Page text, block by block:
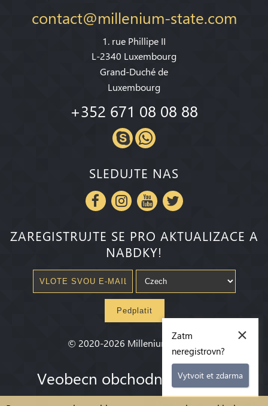
contact@millenium-state.com
1. rue Phillipe II
L-2340 Luxembourg
Grand-Duché de
Luxembourg
+352 671 08 08 88
SLEDUJTE NAS
ZAREGISTRUJTE SE PRO AKTUALIZACE A
NABDKY!
Pedplatit
© 2020-2026 Millenium State
Veobecn obchodn podmnky
×
Zatm
neregistrovn?
Vytvoit et zdarma